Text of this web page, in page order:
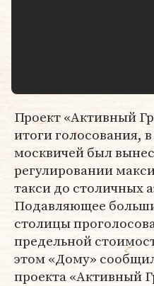
Проект «Активный
итоги голосования,
москвичей был
регулировании
такси до столичных
Подавляющее
столицы
предельной
этом «Дому»
проекта «Активный